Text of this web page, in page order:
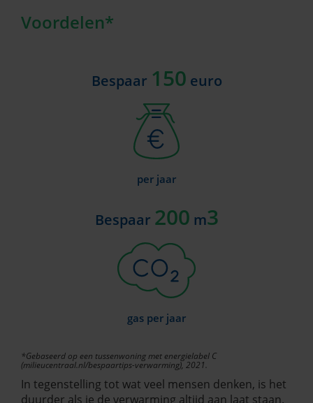
Voordelen*
Bespaar 150 euro
per jaar
Bespaar 200 m3
gas per jaar
*Gebaseerd op een tussenwoning met energielabel C
(milieucentraal.nl/bespaartips-verwarming), 2021.
In tegenstelling tot wat veel mensen denken, is het
duurder als je de verwarming altijd aan laat staan.